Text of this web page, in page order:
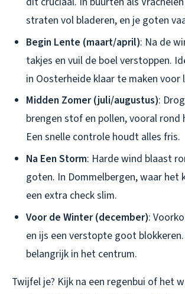
straten vol bladeren, en je goten
Begin Lente (maart/april): Na de
takjes en vuil de boel verstoppen.
in Oosterheide klaar te maken voor
Midden Zomer (juli/augustus):
brengen stof en pollen, vooral rond
Een snelle controle houdt alles fris.
Na Een Storm: Harde wind blaast
goten. In Dommelbergen, waar het
een extra check slim.
Voor de Winter (december):
en ijs een verstopte goot
belangrijk in het centrum.
Twijfel je? Kijk na een regenbui of het